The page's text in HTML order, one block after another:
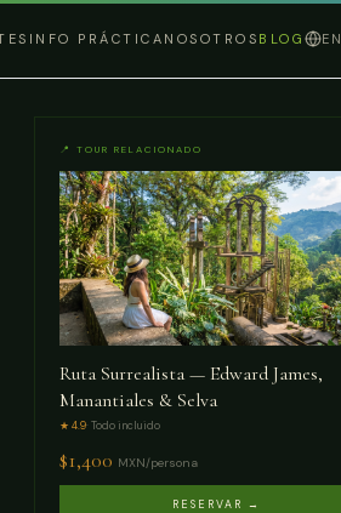
INFO PRÁCTICA NOSOTROS BLOG EN
📍 TOUR RELACIONADO
Ruta Surrealista — Edward James,
Manantiales & Selva
★ 4.9· Todo incluido
$1,400 MXN/persona
RESERVAR →